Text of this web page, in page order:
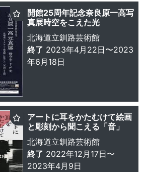
開館25周年記念奈良原一高写
真展時空をこえた光
北海道立釧路芸術館
終了 2023年4月22日〜2023
年6月18日
アートに耳をかたむけて絵画
と彫刻から聞こえる「音」
北海道立釧路芸術館
終了 2022年12月17日〜
2023年4月9日